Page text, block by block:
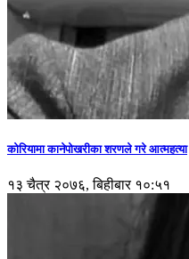
कोरियामा कानेपोखरीका शरणले गरे आत्महत्या
१३ चैत्र २०७६, बिहीबार १०:५१